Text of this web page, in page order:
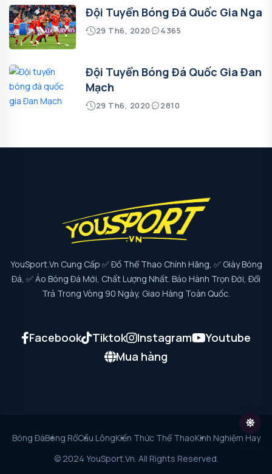
Đội Tuyển Bóng Đá Quốc Gia Nga
29 Th6, 2020 4365
Đội Tuyển Bóng Đá Quốc Gia Đan
Mạch
29 Th6, 2020 2810
YouSport.vn Cung Cấp ✅ Đồ Thể Thao Chính Hãng, ✅ Giày Bóng
Đá, ✅ Áo Bóng Đá Mới, Chất Lượng Nhất. Bảo Hành Trọn Đời, Đổi
Trả Trong Vòng 90 Ngày, Giao Hàng Toàn Quốc.
Facebook Tiktok Instagram
Youtube
Mua hàng
Bóng ĐáBóng RổCầu LôngKiến Thức Thể ThaoKinh Nghiệm Hay
© 2024 YouSport.vn. All Rights Reserved.